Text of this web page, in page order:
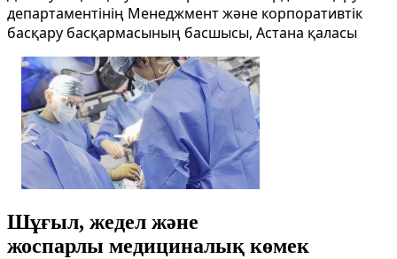
департаментінің Менеджмент және корпоративтік
басқару басқармасының басшысы, Астана қаласы
Шұғыл, жедел және
жоспарлы медициналық көмек